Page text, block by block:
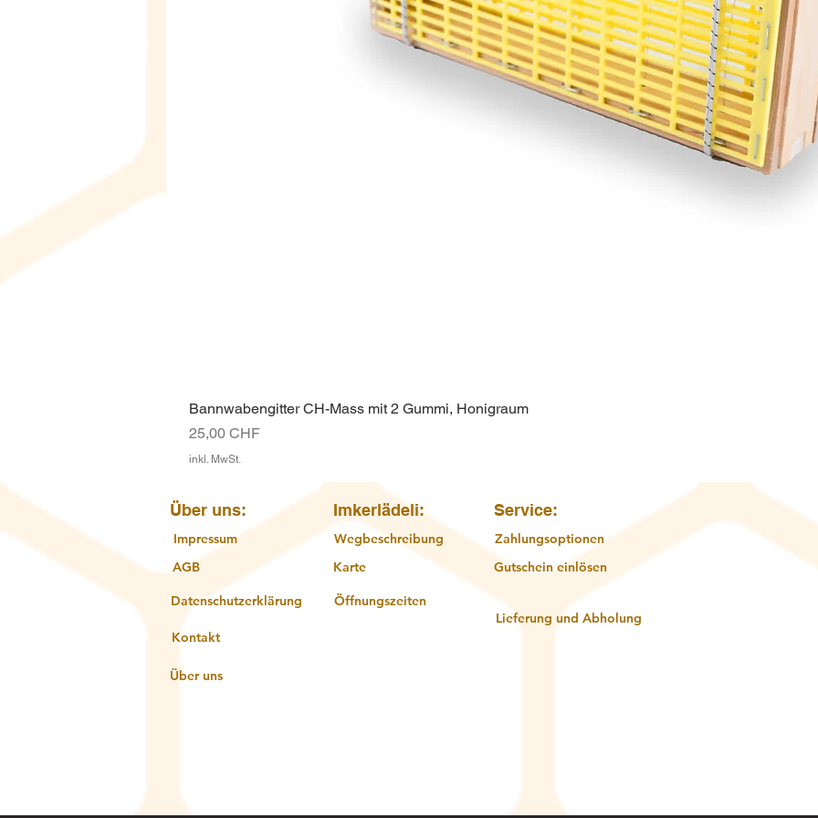
Bannwabengitter CH-Mass mit 2 Gummi, Honigraum
Preis
25,00 CHF
inkl. MwSt.
Über uns:
Impressum
AGB
Datenschutzerklärung
Imkerlädeli:
Wegbeschreibung
Karte
Öffnungszeiten
Kontakt
Service:
Zahlungsoptionen
Gutschein einlösen
Lieferung und Abholung
Über uns